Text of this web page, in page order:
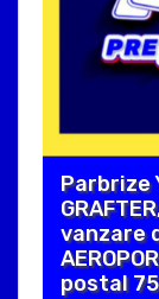
Parbrize
vanzare
postal